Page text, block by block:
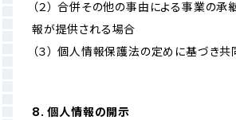
（２） 合併その他の事由による事業の承
報が提供される場合
（３） 個人情報保護法の定めに基づき
8. 個人情報の開示